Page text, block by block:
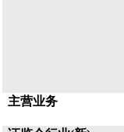
主营业务